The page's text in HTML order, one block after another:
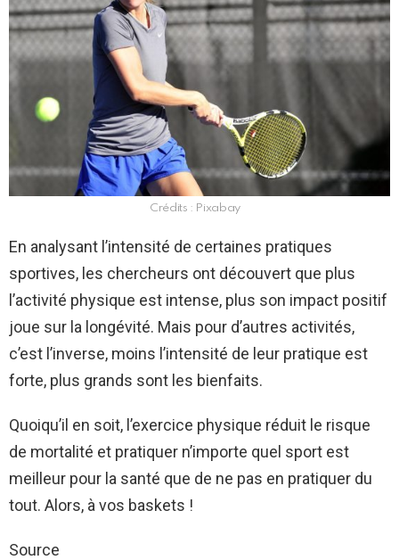
Crédits : Pixabay
En analysant l’intensité de certaines pratiques
sportives, les chercheurs ont découvert que plus
l’activité physique est intense, plus son impact positif
joue sur la longévité. Mais pour d’autres activités,
c’est l’inverse, moins l’intensité de leur pratique est
forte, plus grands sont les bienfaits.
Quoiqu’il en soit, l’exercice physique réduit le risque
de mortalité et pratiquer n’importe quel sport est
meilleur pour la santé que de ne pas en pratiquer du
tout. Alors, à vos baskets !
Source